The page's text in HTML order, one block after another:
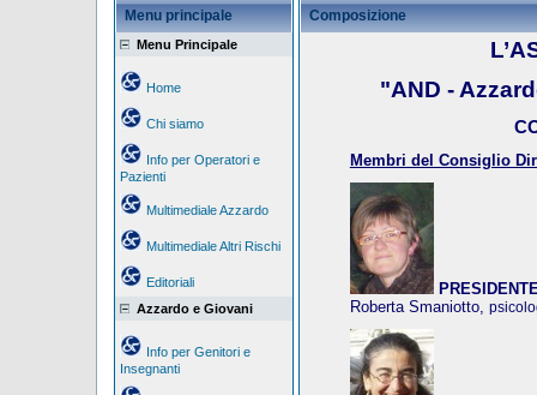
Menu principale
Menu Principale
Home
Chi siamo
Info per Operatori e
Pazienti
Multimediale Azzardo
Multimediale Altri Rischi
Editoriali
Azzardo e Giovani
Info per Genitori e
Insegnanti
Composizione
"AND -
Membri del Consiglio
Roberta Smaniotto,